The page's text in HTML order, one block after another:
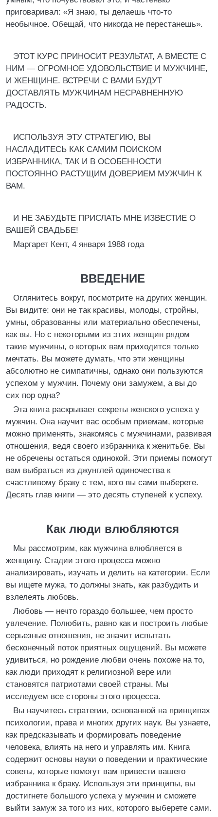
приговаривал: «Я знаю, ты делаешь что-то
необычное. Обещай, что никогда не перестанешь».
ЭТОТ КУРС ПРИНОСИТ РЕЗУЛЬТАТ, А ВМЕСТЕ С
НИМ — ОГРОМНОЕ УДОВОЛЬСТВИЕ И МУЖЧИНЕ,
И ЖЕНЩИНЕ. ВСТРЕЧИ С ВАМИ БУДУТ
ДОСТАВЛЯТЬ МУЖЧИНАМ НЕСРАВНЕННУЮ
РАДОСТЬ.
ИСПОЛЬЗУЯ ЭТУ СТРАТЕГИЮ, ВЫ
НАСЛАДИТЕСЬ КАК САМИМ ПОИСКОМ
ИЗБРАННИКА, ТАК И В ОСОБЕННОСТИ
ПОСТОЯННО РАСТУЩИМ ДОВЕРИЕМ МУЖЧИН К
ВАМ.
И НЕ ЗАБУДЬТЕ ПРИСЛАТЬ МНЕ ИЗВЕСТИЕ О
ВАШЕЙ СВАДЬБЕ!
Маргарет Кент, 4 января 1988 года
ВВЕДЕНИЕ
Оглянитесь вокруг, посмотрите на других женщин.
Вы видите: они не так красивы, молоды, стройны,
умны, образованны или материально обеспечены,
как вы. Но с некоторыми из этих женщин рядом
такие мужчины, о которых вам приходится только
мечтать. Вы можете думать, что эти женщины
абсолютно не симпатичны, однако они пользуются
успехом у мужчин. Почему они замужем, а вы до
сих пор одна?
Эта книга раскрывает секреты женского успеха у
мужчин. Она научит вас особым приемам, которые
можно применять, знакомясь с мужчинами, развивая
отношения, ведя своего избранника к женитьбе. Вы
не обречены остаться одинокой. Эти приемы помогут
вам выбраться из джунглей одиночества к
счастливому браку с тем, кого вы сами выберете.
Десять глав книги — это десять ступеней к успеху.
Как люди влюбляются
Мы рассмотрим, как мужчина влюбляется в
женщину. Стадии этого процесса можно
анализировать, изучать и делить на категории. Если
вы ищете мужа, то должны знать, как разбудить и
взлелеять любовь.
Любовь — нечто гораздо большее, чем просто
увлечение. Полюбить, равно как и построить любые
серьезные отношения, не значит испытать
бесконечный поток приятных ощущений. Вы можете
удивиться, но рождение любви очень похоже на то,
как люди приходят к религиозной вере или
становятся патриотами своей страны. Мы
исследуем все стороны этого процесса.
Вы научитесь стратегии, основанной на принципах
психологии, права и многих других наук. Вы узнаете,
как предсказывать и формировать поведение
человека, влиять на него и управлять им. Книга
содержит основы науки о поведении и практические
советы, которые помогут вам привести вашего
избранника к браку. Используя эти принципы, вы
достигнете большого успеха у мужчин и сможете
выйти замуж за того из них, которого выберете сами.